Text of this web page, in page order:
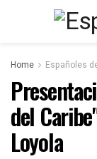
Home Españoles
del
Loyola